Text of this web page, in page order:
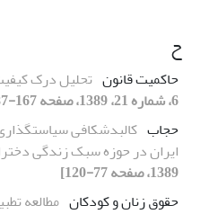
ح
حاکمیت قانون تحلیل درک
6، شماره 21، 1389، صفحه 167-187]
حجاب کالبدشکافی
ایران در حوزه سبک زندگی
1389، صفحه 77-120]
حقوق زنان و کودکان مطالعه